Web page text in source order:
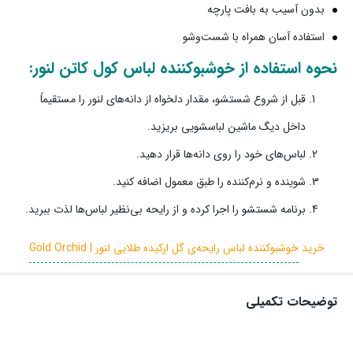
بدون آسیب به بافت پارچه
استفاده آسان همراه با شست‌وشو
نحوه استفاده از خوشبوکننده لباس کول کاتن لنور:
قبل از شروع شستشو، مقدار دلخواه از دانه‌های لنور را مستقیماً
داخل دیگ ماشین لباسشویی بریزید.
لباس‌های خود را روی دانه‌ها قرار دهید.
شوینده و نرم‌کننده را طبق معمول اضافه کنید.
برنامه شستشو را اجرا کرده و از رایحه بی‌نظیر لباس‌ها لذت ببرید.
خریدخوشبوکننده لباس رایحه‌ی گل ارکیده طلایی لنور | Gold Orchid
توضیحات تکمیلی